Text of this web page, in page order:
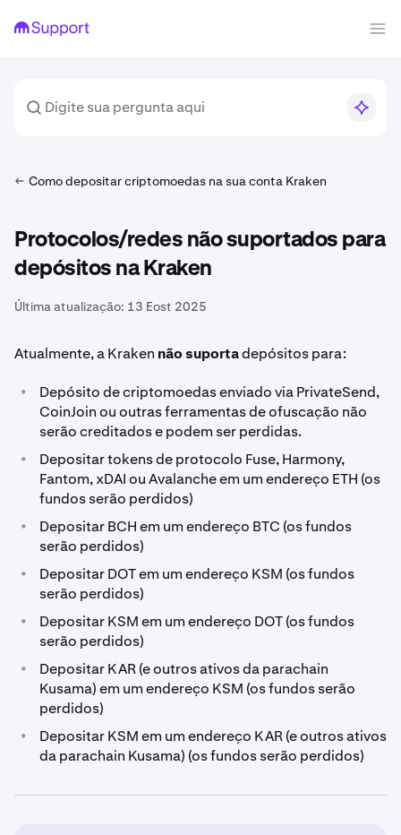
Como depositar criptomoedas na sua conta Kraken
Protocolos/redes não suportados para
depósitos na Kraken
Última atualização: 13 Eost 2025
Atualmente, a Kraken não suportadepósitos para:
•
Depósito de criptomoedas enviado via PrivateSend,
CoinJoin ou outras ferramentas de ofuscação não
serão creditados e podem ser perdidas.
•
Depositar tokens de protocolo Fuse, Harmony,
Fantom, xDAI ou Avalanche em um endereço ETH (os
fundos serão perdidos)
•
Depositar BCH em um endereço BTC (os fundos
serão perdidos)
•
Depositar DOT em um endereço KSM (os fundos
serão perdidos)
•
Depositar KSM em um endereço DOT (os fundos
serão perdidos)
•
Depositar KAR (e outros ativos da parachain
Kusama) em um endereço KSM (os fundos serão
perdidos)
•
Depositar KSM em um endereço KAR (e outros ativos
da parachain Kusama) (os fundos serão perdidos)